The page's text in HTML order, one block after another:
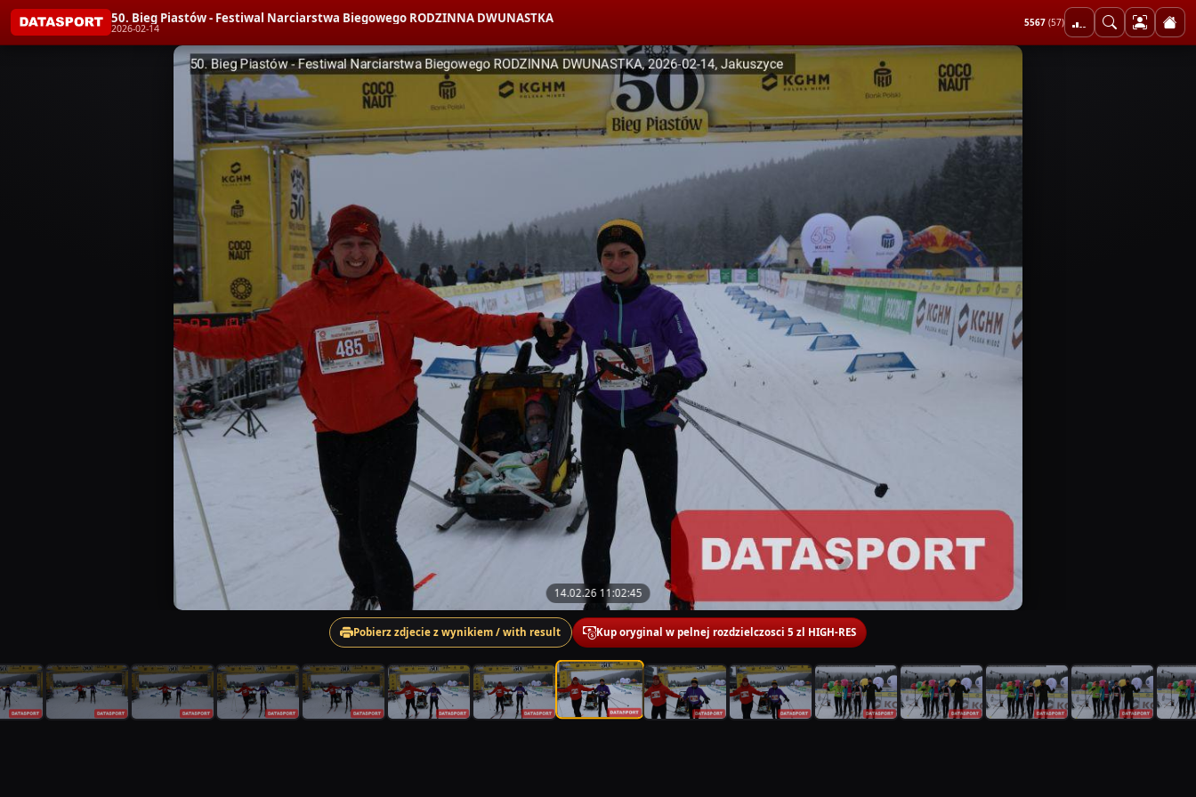
50. Bieg Piastów - Festiwal Narciarstwa Biegowego RODZINNA DWUNASTKA
2026-02-14 5567 (57)
14.02.26 11:02:45
Pobierz zdjecie z wynikiem / with result Kup oryginal w pelnej rozdzielczosci 5 zl HIGH-RES